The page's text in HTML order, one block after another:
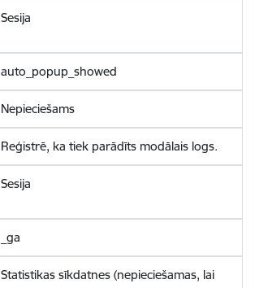
Sesija
auto_popup_showed
Nepieciešams
Reģistrē, ka tiek parādīts modālais logs.
Sesija
_ga
Statistikas sīkdatnes (nepieciešamas, lai